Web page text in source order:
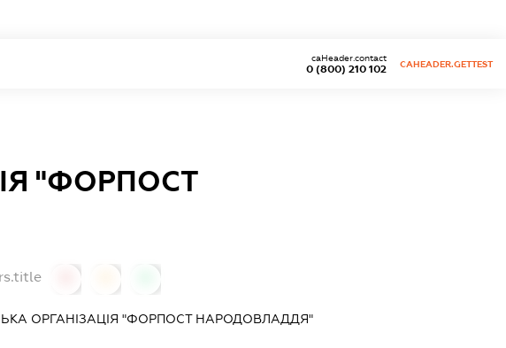
0 (800) 210 102
caHeader.contact
CAHEADER.GETTEST
"ФОРПОСТ
ОРГАНІЗАЦІЯ "ФОРПОСТ НАРОДОВЛАДДЯ"